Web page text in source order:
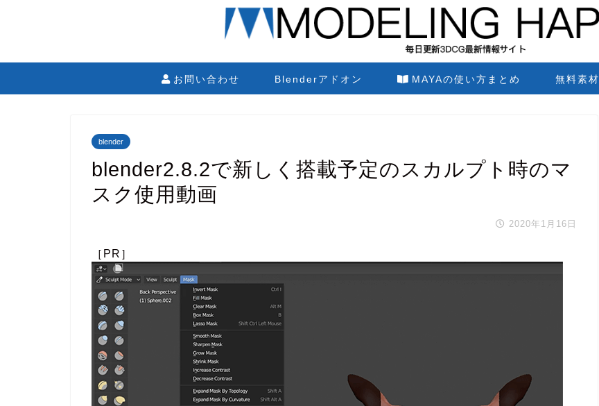
お問い合わせ Blenderアドオン MAYAの使い方まとめ 無料素材
blender
blender2.8.2で新しく搭載予定のスカルプト時のマ
スク使用動画
2020年1月16日
［PR］